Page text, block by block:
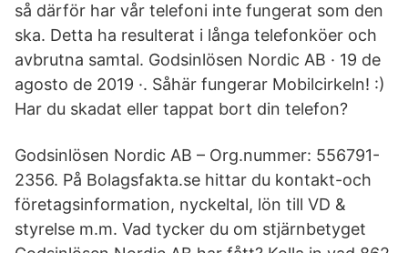
så därför har vår telefoni inte fungerat som den
ska. Detta ha resulterat i långa telefonköer och
avbrutna samtal. Godsinlösen Nordic AB · 19 de
agosto de 2019 ·. Såhär fungerar Mobilcirkeln! :)
Har du skadat eller tappat bort din telefon?
Godsinlösen Nordic AB – Org.nummer: 556791-
2356. På Bolagsfakta.se hittar du kontakt-och
företagsinformation, nyckeltal, lön till VD &
styrelse m.m. Vad tycker du om stjärnbetyget